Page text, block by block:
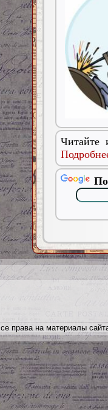
Читайте
права на материалы